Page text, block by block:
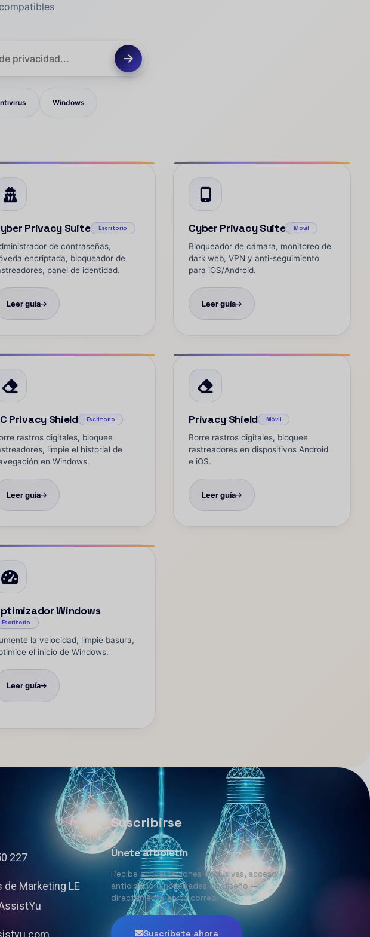
Windows
Privacy Suite Escritorio
de contraseñas,
encriptada, bloqueador de
panel de identidad.
Leer guía
Cyber Privacy Suite Móvil
Bloqueador de cámara, monitoreo de
dark web, VPN y anti-seguimiento
para iOS/Android.
Leer guía
Privacy Shield Escritorio
rastros digitales, bloquee
limpie el historial de
en Windows.
Leer guía
Privacy Shield Móvil
Borre rastros digitales, bloquee
rastreadores en dispositivos Android
e iOS.
Leer guía
Windows
Escritorio
la velocidad, limpie basura,
el inicio de Windows.
Leer guía
227
de Marketing LE
Suscribirse
Únete al boletín
Recibe actualizaciones exclusivas, acceso
anticipado y novedades de diseño —
directamente en tu correo.
Suscríbete ahora